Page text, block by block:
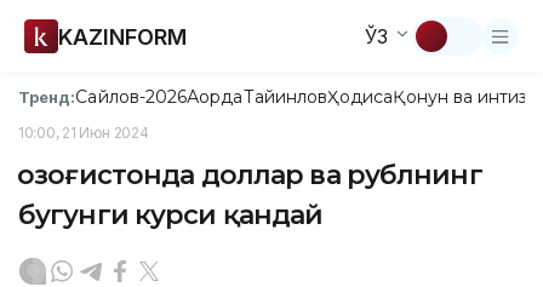
KAZINFORM ЎЗ
Тренд:Сайлов-2026АқордаТайинловҲодисаҚонун ва
10:00, 21 Июн 2024
Қозоғистонда доллар ва рублнинг
бугунги курси қандай